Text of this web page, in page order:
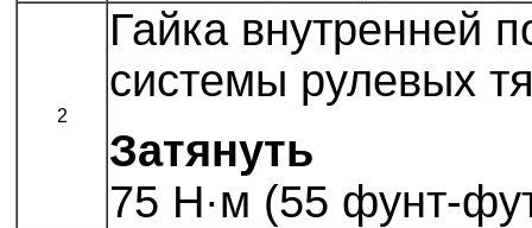
2
Гайка внутренней
системы рулевых
Затянуть
75 Н·м (55 фунт-